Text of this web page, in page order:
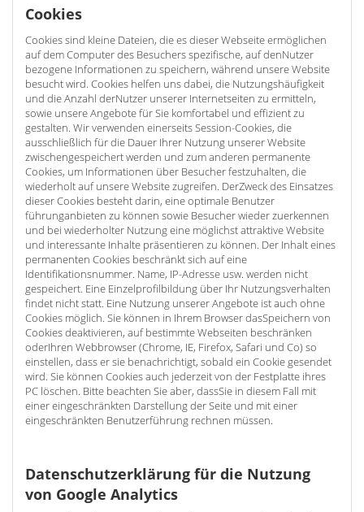
Cookies
Cookies sind kleine Dateien, die es dieser Webseite ermöglichen
auf dem Computer des Besuchers spezifische, auf denNutzer
bezogene Informationen zu speichern, während unsere Website
besucht wird. Cookies helfen uns dabei, die Nutzungshäufigkeit
und die Anzahl derNutzer unserer Internetseiten zu ermitteln,
sowie unsere Angebote für Sie komfortabel und effizient zu
gestalten. Wir verwenden einerseits Session-Cookies, die
ausschließlich für die Dauer Ihrer Nutzung unserer Website
zwischengespeichert werden und zum anderen permanente
Cookies, um Informationen über Besucher festzuhalten, die
wiederholt auf unsere Website zugreifen. DerZweck des Einsatzes
dieser Cookies besteht darin, eine optimale Benutzer
führunganbieten zu können sowie Besucher wieder zuerkennen
und bei wiederholter Nutzung eine möglichst attraktive Website
und interessante Inhalte präsentieren zu können. Der Inhalt eines
permanenten Cookies beschränkt sich auf eine
Identifikationsnummer. Name, IP-Adresse usw. werden nicht
gespeichert. Eine Einzelprofilbildung über Ihr Nutzungsverhalten
findet nicht statt. Eine Nutzung unserer Angebote ist auch ohne
Cookies möglich. Sie können in Ihrem Browser dasSpeichern von
Cookies deaktivieren, auf bestimmte Webseiten beschränken
oderIhren Webbrowser (Chrome, IE, Firefox, Safari und Co) so
einstellen, dass er sie benachrichtigt, sobald ein Cookie gesendet
wird. Sie können Cookies auch jederzeit von der Festplatte ihres
PC löschen. Bitte beachten Sie aber, dassSie in diesem Fall mit
einer eingeschränkten Darstellung der Seite und mit einer
eingeschränkten Benutzerführung rechnen müssen.
Datenschutzerklärung für die Nutzung
von Google Analytics